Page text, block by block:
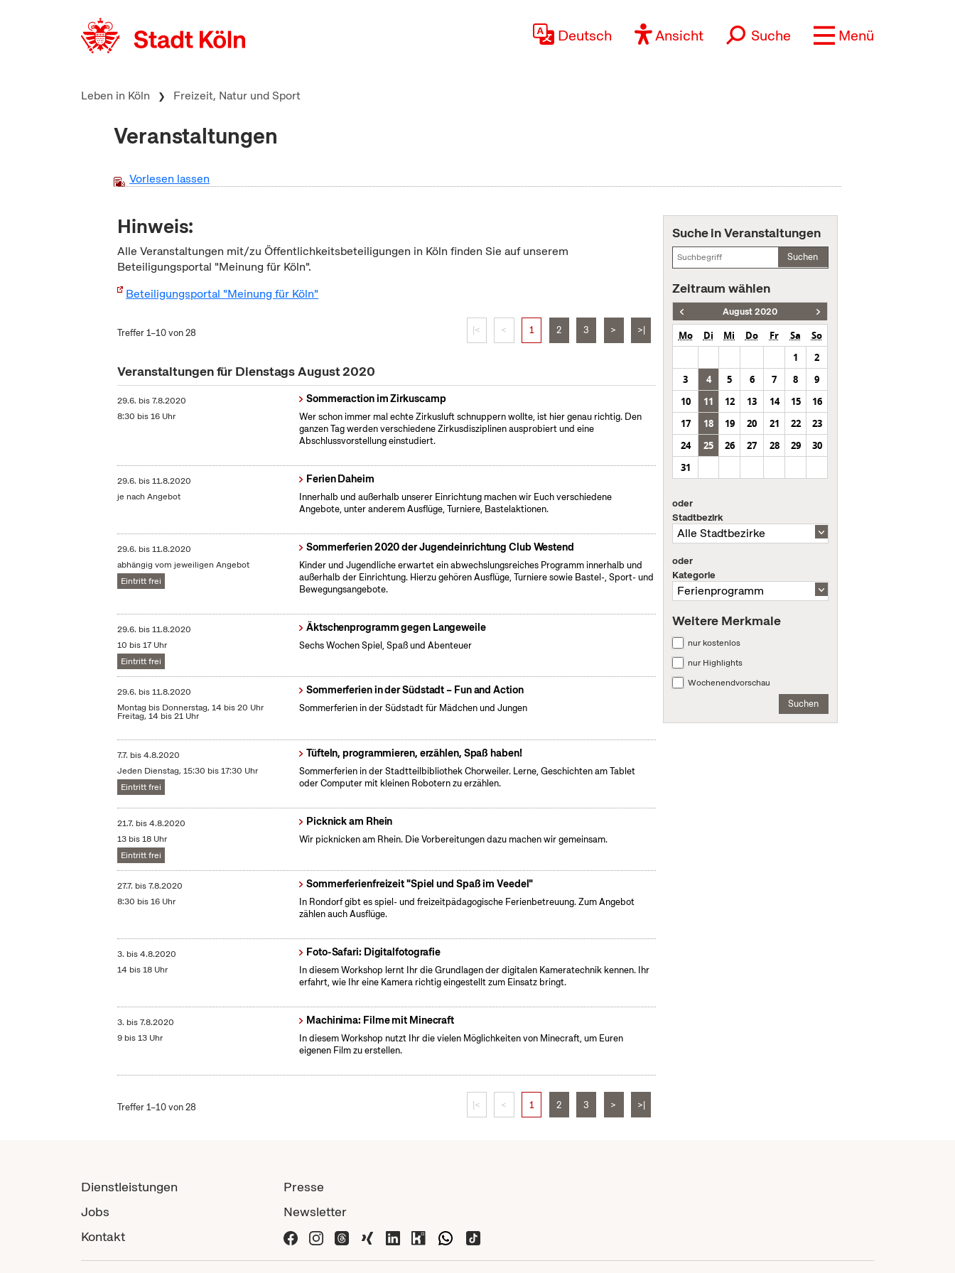
Deutsch Ansicht Suche Menü
Leben in Köln Freizeit, Natur und Sport
Veranstaltungen
Vorlesen lassen
Hinweis:
Alle Veranstaltungen mit/zu Öffentlichkeitsbeteiligungen in Köln finden Sie auf unserem
Beteiligungsportal "Meinung für Köln".
Beteiligungsportal "Meinung für Köln"
Treffer 1–10 von 28 |< < 1 2 3 > >|
Veranstaltungen für Dienstags August 2020
29.6. bis7.8.2020
8:30 bis 16 Uhr
Sommeraction im Zirkuscamp
Wer schon immer mal echte Zirkusluft schnuppern wollte, ist hier genau richtig. Den
ganzen Tag werden verschiedene Zirkusdisziplinen ausprobiert und eine
Abschlussvorstellung einstudiert.
29.6. bis11.8.2020
je nach Angebot
Ferien Daheim
Innerhalb und außerhalb unserer Einrichtung machen wir Euch verschiedene
Angebote, unter anderem Ausflüge, Turniere, Bastelaktionen.
29.6. bis11.8.2020
abhängig vom jeweiligen Angebot
Eintritt frei
Sommerferien 2020 der Jugendeinrichtung Club Westend
Kinder und Jugendliche erwartet ein abwechslungsreiches Programm innerhalb und
außerhalb der Einrichtung. Hierzu gehören Ausflüge, Turniere sowie Bastel-, Sport- und
Bewegungsangebote.
29.6. bis11.8.2020
10 bis 17 Uhr
Eintritt frei
Äktschenprogramm gegen Langeweile
Sechs Wochen Spiel, Spaß und Abenteuer
29.6. bis11.8.2020
Montag bis Donnerstag, 14 bis 20 Uhr
Freitag, 14 bis 21 Uhr
Sommerferien in der Südstadt – Fun and Action
Sommerferien in der Südstadt für Mädchen und Jungen
7.7. bis4.8.2020
Jeden Dienstag, 15:30 bis 17:30 Uhr
Eintritt frei
Tüfteln, programmieren, erzählen, Spaß haben!
Sommerferien in der Stadtteilbibliothek Chorweiler. Lerne, Geschichten am Tablet
oder Computer mit kleinen Robotern zu erzählen.
21.7. bis4.8.2020
13 bis 18 Uhr
Eintritt frei
Picknick am Rhein
Wir picknicken am Rhein. Die Vorbereitungen dazu machen wir gemeinsam.
27.7. bis7.8.2020
8:30 bis 16 Uhr
Sommerferienfreizeit "Spiel und Spaß im Veedel"
In Rondorf gibt es spiel- und freizeitpädagogische Ferienbetreuung. Zum Angebot
zählen auch Ausflüge.
3. bis4.8.2020
14 bis 18 Uhr
Foto-Safari: Digitalfotografie
In diesem Workshop lernt Ihr die Grundlagen der digitalen Kameratechnik kennen. Ihr
erfahrt, wie Ihr eine Kamera richtig eingestellt zum Einsatz bringt.
3. bis7.8.2020
9 bis 13 Uhr
Machinima: Filme mit Minecraft
In diesem Workshop nutzt Ihr die vielen Möglichkeiten von Minecraft, um Euren
eigenen Film zu erstellen.
Treffer 1–10 von 28 |< < 1 2 3 > >|
Suche in Veranstaltungen
Suchen
Zeitraum wählen
August 2020
Mo Di Mi Do Fr Sa
So
1
2
3
4 5 6 7 8
9
10
11 12 13 14 15
16
17
18 19 20 21 22
23
24
25 26 27 28 29
30
31
oder
Stadtbezirk
oder
Kategorie
Weitere Merkmale
nur kostenlos
nur Highlights
Wochenendvorschau
Suchen
Dienstleistungen
Jobs
Kontakt
Presse
Newsletter